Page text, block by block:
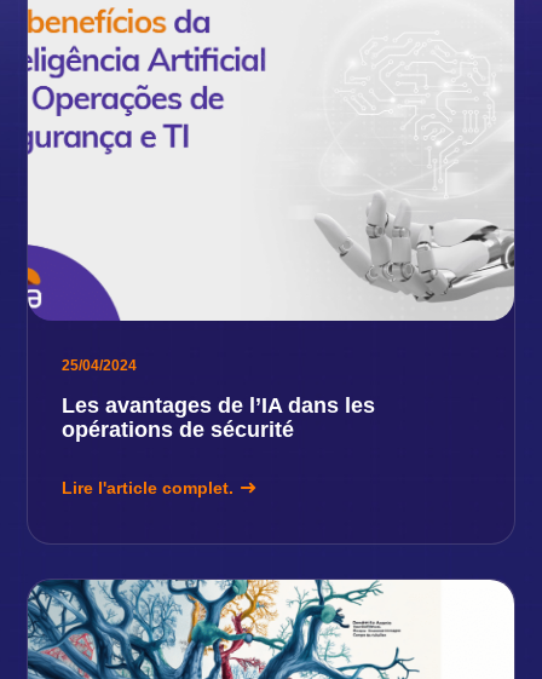
25/04/2024
Les avantages de l’IA dans les
opérations de sécurité
Lire l'article complet.